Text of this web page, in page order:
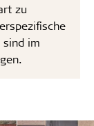
zu
im